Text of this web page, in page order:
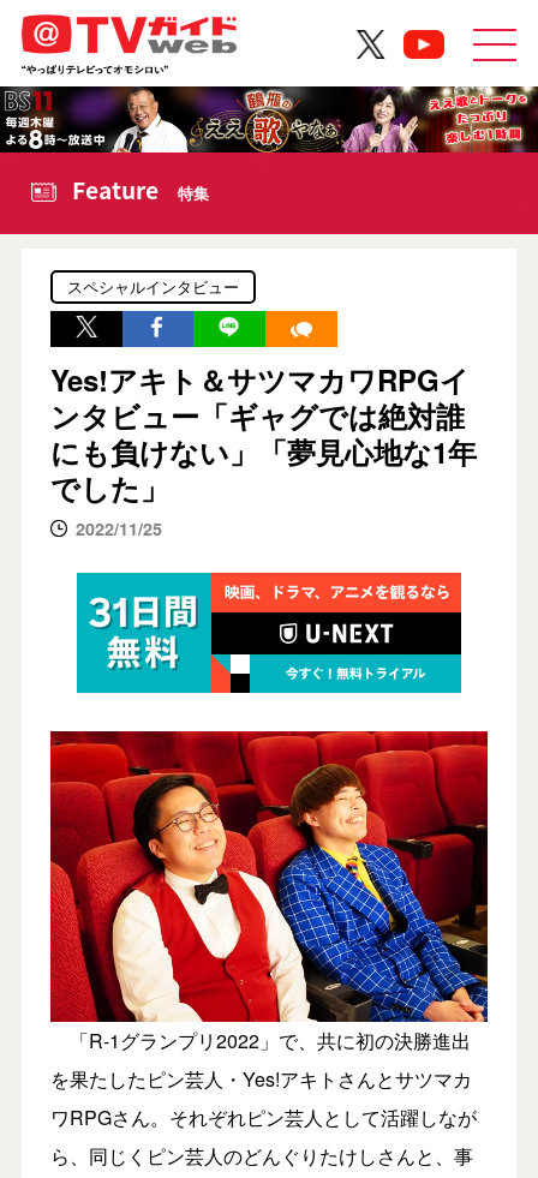
Feature 特集
スペシャルインタビュー
Yes!アキト＆サツマカワRPGイ
ンタビュー「ギャグでは絶対誰
にも負けない」「夢見心地な1年
でした」
2022/11/25
「R-1グランプリ2022」で、共に初の決勝進出
を果たしたピン芸人・Yes!アキトさんとサツマカ
ワRPGさん。それぞれピン芸人として活躍しなが
ら、同じくピン芸人のどんぐりたけしさんと、事